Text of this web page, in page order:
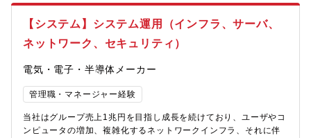
【システム】システム運用（インフラ、サーバ、
ネットワーク、セキュリティ）
電気・電子・半導体メーカー
管理職・マネージャー経験
当社はグループ売上1兆円を目指し成長を続けており、ユーザやコ
ンピュータの増加、複雑化するネットワークインフラ、それに伴